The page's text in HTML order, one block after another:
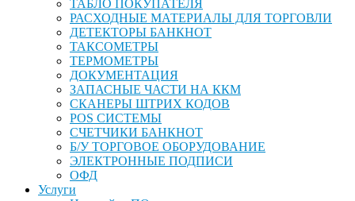
ТАБЛО ПОКУПАТЕЛЯ
РАСХОДНЫЕ МАТЕРИАЛЫ ДЛЯ ТОРГОВЛИ
ДЕТЕКТОРЫ БАНКНОТ
ТАКСОМЕТРЫ
ТЕРМОМЕТРЫ
ДОКУМЕНТАЦИЯ
ЗАПАСНЫЕ ЧАСТИ НА ККМ
СКАНЕРЫ ШТРИХ КОДОВ
POS СИСТЕМЫ
СЧЕТЧИКИ БАНКНОТ
Б/У ТОРГОВОЕ ОБОРУДОВАНИЕ
ЭЛЕКТРОННЫЕ ПОДПИСИ
ОФД
Услуги